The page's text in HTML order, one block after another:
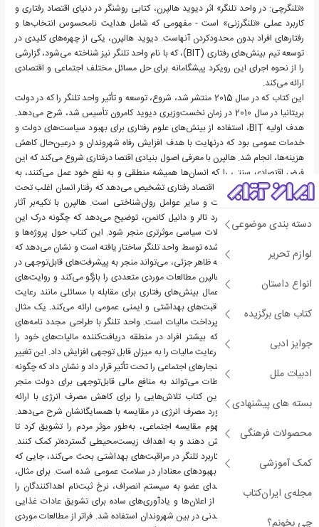
دسته بندی موضوعی
لوازم تحریر
انواع داستان
کتاب های برگزیده
جوایز ادبی
ادبیات ملل
بسته های پیشنهادی
محصولات فرهنگی
کمک آموزشی
مجله‌ی ایران‌کتاب
چی بخونم؟
«تلنگرچی: در واحد تلنگر» اثر دیوید هالپرن، کتابی روشنگر در دنیای اقتصاد‌ رفتاری و
کاربرد عملی «تلنگرزنی» است - مفهومی که شامل هدایت نامحسوس انتخاب‌ها و
رفتارهای افراد بدون محدودکردن آنهاست. دیوید هالپرن، یکی از چهره‌های کلیدی در
توسعه تیم بینش‌های رفتاری (BIT)، که با نام واحد تلنگر نیز شناخته می‌شود، گزارشی
را از نحوه اجرای این رویکرد پیشگامانه برای حل مسائل مختلف اجتماعی و اقتصادی
ارائه می‌کند.
این کتاب که در سال 2015 منتشر شد، شروع، توسعه و تأثیر واحد تلنگر را که در دولت
بریتانیا در سال 2010 در زمان نخست‌وزیری دیوید کامرون تأسیس شد، شرح می‌دهد.
هدف اولیه BIT، استفاده از بینش‌های علوم‌ رفتاری برای بهبود سیاست‌های دولت و
خدمات عمومی بود که در‌نهایت با هدف افزایش رفاه شهروندان و در‌عین‌حال کاهش
هزینه‌ها، انجام شد. هالپرن با معرفی اصول بنیادی اقتصا د‌رفتاری شروع می‌کند که این
فرض اقتصادی سنتی را که انسان‌ها همیشه منطقی و به نفع خود عمل می‌کنند، به
چالش می‌کشد. در عوض، اقتصاد‌ رفتاری تشخیص می‌دهد که رفتار انسان اغلب تحت
تأثیر سوگیری‌ها، اکتشافات و سایر عوامل روان‌شناختی است. هالپرن با تکیه‌‌بر آثار
برندگان جایزه نوبل، ریچارد تالر و دانیل کانمن، توضیح می‌دهد که چگونه درک این
تأثیرات می‌تواند به مداخلات سیاسی موثرتری منجر شود. این کتاب حول پروژه‌ها و
آزمایش‌های کلیدی انجام‌شده توسط واحد تلنگر ساختار یافته است و نشان می‌دهد که
چگونه تغییرات کوچک و به ظاهر جزئی، می‌تواند منجر به پیشرفت‌های قابل‌توجهی در
زمینه‌های مختلف شود. هالپرن مطالعات موردی متعددی را بازگو می‌کند و روایت‌های
مفصلی را در‌مورد نحوه اعمال بینش‌های رفتاری برای مقابله با مسائلی مانند رعایت
مالیات، مصرف انرژی، مراقبت‌های بهداشتی و ایمنی عمومی ارائه می‌کند. یک مثال
قابل‌توجه، ابتکار افزایش پرداخت مالیات است. واحد تلنگر با طراحی مجدد نامه‌های
یادآوری برای تأکید‌بر اینکه بیشتر افراد در منطقه دریافت‌کننده مالیات‌های خود را
پرداخت کرده‌اند، نرخ‌های رعایت مالیات را به میزان قابل توجهی افزایش داد. این تغییر
ساده، اصل روانشناختی هنجارهای اجتماعی را تحت تأثیر قرار داد و نشان‌ داد که چگونه
تعدیل‌های جزئی در ارتباطات می‌تواند به منافع مالی قابل‌توجهی برای دولت منجر
شود. در نمونه‌ای دیگر، این کتاب تلاش‌هایی را برای کاهش مصرف انرژی با ارائه
بازخورد به خانواده‌ها در‌مورد مصرف انرژی در مقایسه با همسایگانشان شرح می‌دهد.
این رویکرد، بر‌اساس مفهوم مقایسه اجتماعی، به‌طور موثر مردم را تشویق کرد تا
مصرف انرژی خود را کاهش دهند و به اهداف زیست‌محیطی گسترده‌تر کمک کنند.
هالپرن همچنین در‌مورد کاربرد تلنگر در مراقبت‌های بهداشتی بحث می‌کند، جایی که
مداخلات کوچک منجر به بهبودهای معنادار در سلامت عمومی شده است. برای مثال،
تغییر گزینه پیش‌فرض اهدای عضو به سیستم انصراف، نرخ ثبت‌نام اهداکنندگان را
افزایش داد. علاوه‌بر این، از اعلان‌ها و یادآوری‌های ساده برای تشویق عادات غذایی
سالم‌تر و افزایش فعالیت بدنی در بین شهروندان استفاده شد. فراتر از مطالعات موردی